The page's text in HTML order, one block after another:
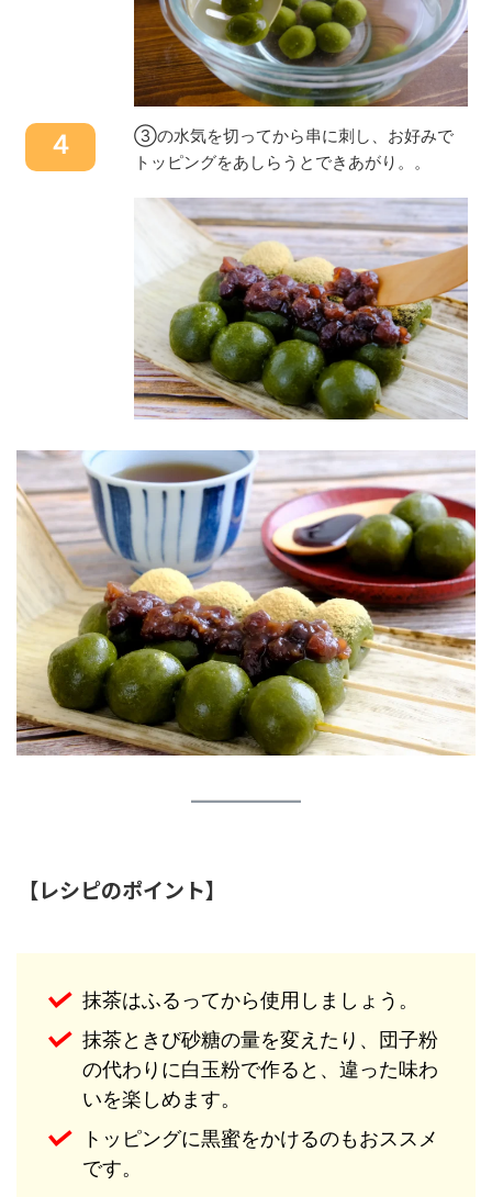
４
③の水気を切ってから串に刺し、お好みで
トッピングをあしらうとできあがり。。
【レシピのポイント】
抹茶はふるってから使用しましょう。
抹茶ときび砂糖の量を変えたり、団子粉
の代わりに白玉粉で作ると、違った味わ
いを楽しめます。
トッピングに黒蜜をかけるのもおススメ
です。